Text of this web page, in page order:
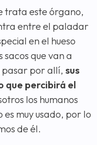
trata este órgano,
entre el paladar
en el hueso
sacos que van a
pasar por allí, sus
que percibirá el
los humanos
muy usado, por lo
de él.